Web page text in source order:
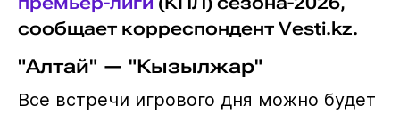
сообщает корреспондент Vesti.kz.
"Алтай" — "Кызылжар"
Все встречи игрового дня можно будет